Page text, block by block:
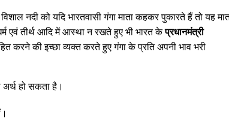
नदी को यदि भारतवासी गंगा माता कहकर पुकारते हैं तो यह
एवं तीर्थ आदि में आस्था न रखते हुए भी भारत केप्रधानमंत्री
करने की इच्छा व्यक्त करते हुए गंगा के प्रति अपनी भाव भरी
अर्थ हो सकता है।